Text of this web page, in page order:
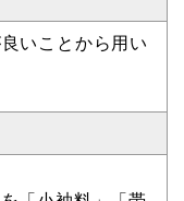
いことから用い